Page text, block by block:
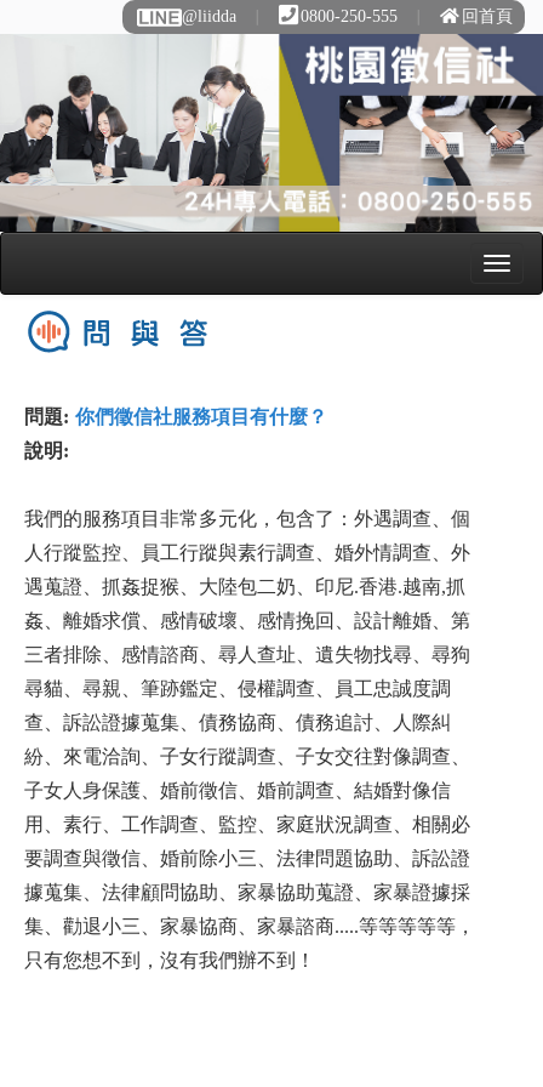
@liidda 0800-250-555 回首頁
問題: 你們徵信社服務項目有什麼？
說明:
我們的服務項目非常多元化，包含了：外遇調查、個
人行蹤監控、員工行蹤與素行調查、婚外情調查、外
遇蒐證、抓姦捉猴、大陸包二奶、印尼.香港.越南,抓
姦、離婚求償、感情破壞、感情挽回、設計離婚、第
三者排除、感情諮商、尋人查址、遺失物找尋、尋狗
尋貓、尋親、筆跡鑑定、侵權調查、員工忠誠度調
查、訴訟證據蒐集、債務協商、債務追討、人際糾
紛、來電洽詢、子女行蹤調查、子女交往對像調查、
子女人身保護、婚前徵信、婚前調查、結婚對像信
用、素行、工作調查、監控、家庭狀況調查、相關必
要調查與徵信、婚前除小三、法律問題協助、訴訟證
據蒐集、法律顧問協助、家暴協助蒐證、家暴證據採
集、勸退小三、家暴協商、家暴諮商.....等等等等等，
只有您想不到，沒有我們辦不到！